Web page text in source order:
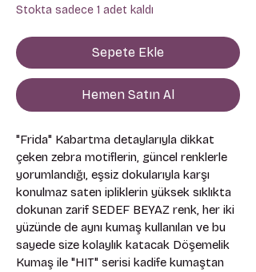
Stokta sadece 1 adet kaldı
Sepete Ekle
Hemen Satın Al
"Frida" Kabartma detaylarıyla dikkat
çeken zebra motiflerin, güncel renklerle
yorumlandığı, eşsiz dokularıyla karşı
konulmaz saten ipliklerin yüksek sıklıkta
dokunan zarif SEDEF BEYAZ renk, her iki
yüzünde de aynı kumaş kullanılan ve bu
sayede size kolaylık katacak Döşemelik
Kumaş ile "HIT" serisi kadife kumaştan